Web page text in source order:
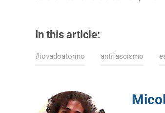
In this article:
#iovadoatorino antifascismo